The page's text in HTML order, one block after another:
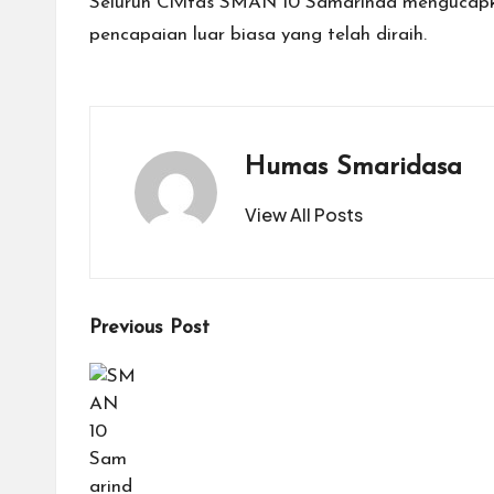
pencapaian luar biasa yang telah diraih.
Humas Smaridasa
View All Posts
Post
navigation
Previous Post